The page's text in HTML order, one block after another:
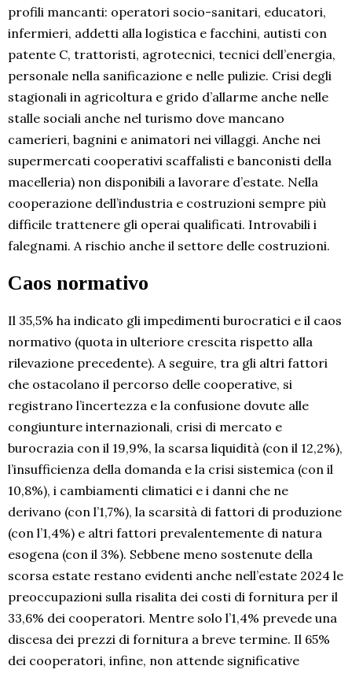
profili mancanti: operatori socio-sanitari, educatori,
infermieri, addetti alla logistica e facchini, autisti con
patente C, trattoristi, agrotecnici, tecnici dell’energia,
personale nella sanificazione e nelle pulizie. Crisi degli
stagionali in agricoltura e grido d’allarme anche nelle
stalle sociali anche nel turismo dove mancano
camerieri, bagnini e animatori nei villaggi. Anche nei
supermercati cooperativi scaffalisti e banconisti della
macelleria) non disponibili a lavorare d’estate. Nella
cooperazione dell’industria e costruzioni sempre più
difficile trattenere gli operai qualificati. Introvabili i
falegnami. A rischio anche il settore delle costruzioni.
Caos normativo
Il 35,5% ha indicato gli impedimenti burocratici e il caos
normativo (quota in ulteriore crescita rispetto alla
rilevazione precedente). A seguire, tra gli altri fattori
che ostacolano il percorso delle cooperative, si
registrano l’incertezza e la confusione dovute alle
congiunture internazionali, crisi di mercato e
burocrazia con il 19,9%, la scarsa liquidità (con il 12,2%),
l’insufficienza della domanda e la crisi sistemica (con il
10,8%), i cambiamenti climatici e i danni che ne
derivano (con l’1,7%), la scarsità di fattori di produzione
(con l’1,4%) e altri fattori prevalentemente di natura
esogena (con il 3%). Sebbene meno sostenute della
scorsa estate restano evidenti anche nell’estate 2024 le
preoccupazioni sulla risalita dei costi di fornitura per il
33,6% dei cooperatori. Mentre solo l’1,4% prevede una
discesa dei prezzi di fornitura a breve termine. Il 65%
dei cooperatori, infine, non attende significative